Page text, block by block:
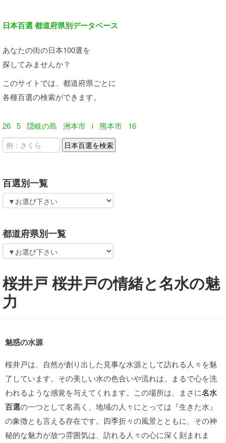
日本百選 都道府県別データベース
あなたの街の日本100選を
探してみませんか？
このサイトでは、都道府県ごとに
各種百選の検索ができます。
26 5 隠岐の島 洲本市 i 熊本市 16
百選別一覧
都道府県別一覧
桜井戸 桜井戸の情緒と名水の魅
力
魅惑の水源
桜井戸は、自然が創り出した見事な水源として訪れる人々を魅
了しています。その美しい水の色合いや流れは、まるで心を洗
われるような感覚を与えてくれます。この場所は、まさに名水
百選の一つとして名高く、地域の人々にとっては『生きた水』
の象徴とも言える存在です。四季折々の風景とともに、その神
秘的な魅力が放つ雰囲気は、訪れる人々の心に深く刻まれま